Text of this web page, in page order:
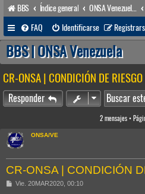
BBS Índice general
FAQ
Identificarse
BBS | ONSA Venezuela
CR-ONSA | CONDICIÓN DE
Responder
2 mensajes •
ONSA/VE
CR-ONSA | CONDICIÓN
M
Vie. 20MAR2020, 00:10